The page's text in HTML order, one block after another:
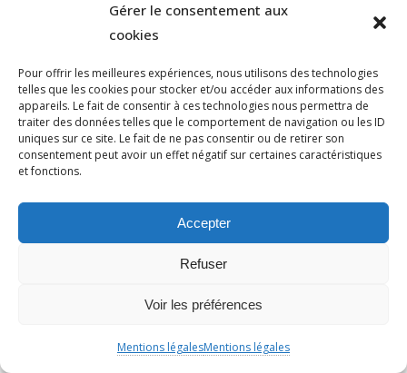
Gérer le consentement aux
cookies
Pour offrir les meilleures expériences, nous utilisons des technologies
telles que les cookies pour stocker et/ou accéder aux informations des
appareils. Le fait de consentir à ces technologies nous permettra de
traiter des données telles que le comportement de navigation ou les ID
uniques sur ce site. Le fait de ne pas consentir ou de retirer son
consentement peut avoir un effet négatif sur certaines caractéristiques
et fonctions.
Accepter
Refuser
Voir les préférences
Mentions légalesMentions légales
PERILANTISÉMITE
PERROS-GUIRREC
PÉTITION
PÉTITIONYADAN
PEUPLE JUIF
PEUPLE PALESTINIEN
POMPIERS